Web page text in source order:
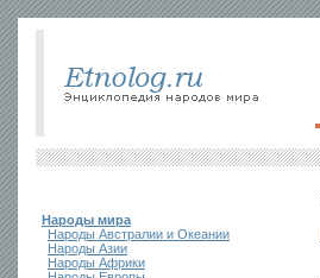
Народы мира
Народы Австралии и Океании
Народы Азии
Народы Африки